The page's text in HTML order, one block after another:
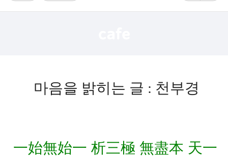
자
마음을 밝히는 글 : 천부경
一始無始一 析三極 無盡本 天一